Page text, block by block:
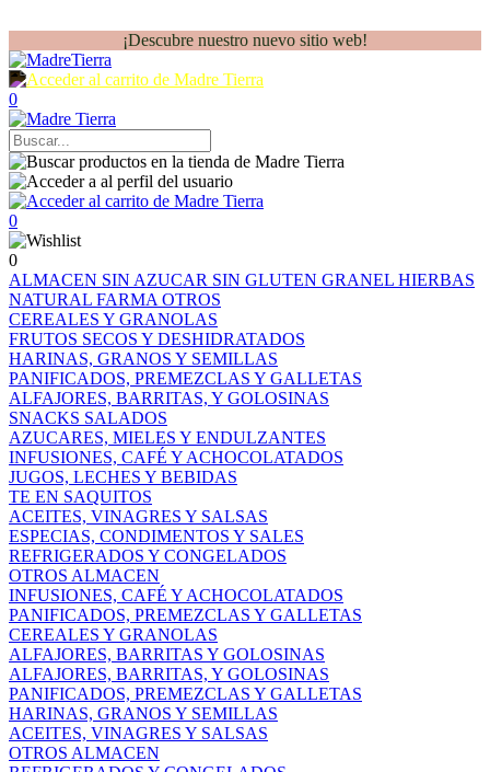
¡Descubre nuestro nuevo sitio web!
0
0
0
ALMACEN SIN AZUCAR SIN GLUTEN GRANEL HIERBAS
NATURAL FARMA OTROS
CEREALES Y GRANOLAS
FRUTOS SECOS Y DESHIDRATADOS
HARINAS, GRANOS Y SEMILLAS
PANIFICADOS, PREMEZCLAS Y GALLETAS
ALFAJORES, BARRITAS, Y GOLOSINAS
SNACKS SALADOS
AZUCARES, MIELES Y ENDULZANTES
INFUSIONES, CAFÉ Y ACHOCOLATADOS
JUGOS, LECHES Y BEBIDAS
TE EN SAQUITOS
ACEITES, VINAGRES Y SALSAS
ESPECIAS, CONDIMENTOS Y SALES
REFRIGERADOS Y CONGELADOS
OTROS ALMACEN
INFUSIONES, CAFÉ Y ACHOCOLATADOS
PANIFICADOS, PREMEZCLAS Y GALLETAS
CEREALES Y GRANOLAS
ALFAJORES, BARRITAS Y GOLOSINAS
ALFAJORES, BARRITAS, Y GOLOSINAS
PANIFICADOS, PREMEZCLAS Y GALLETAS
HARINAS, GRANOS Y SEMILLAS
ACEITES, VINAGRES Y SALSAS
OTROS ALMACEN